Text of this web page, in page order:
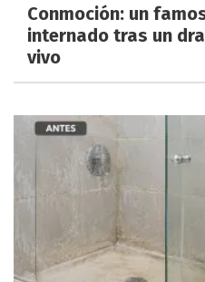
Conmoción: un
internado tras un
vivo